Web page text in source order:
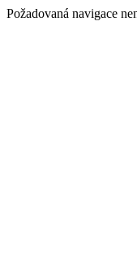
Požadovaná navigace